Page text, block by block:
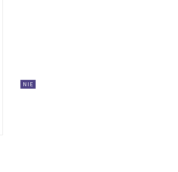
NIE